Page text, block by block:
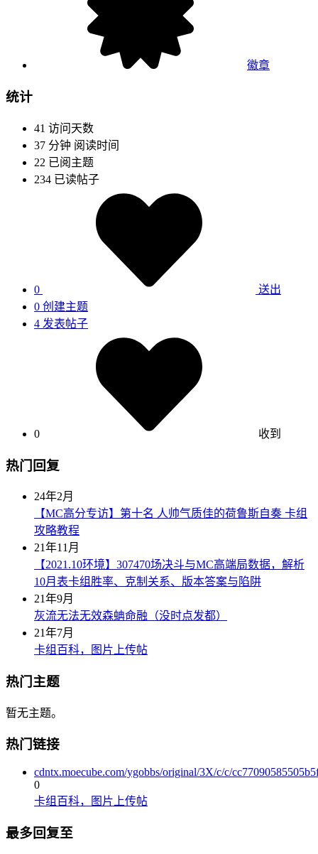
徽章
统计
41 访问天数
37 分钟 阅读时间
22 已阅主题
234 已读帖子
0
送出
0 创建主题
4 发表帖子
0 收到
热门回复
24年2月
【MC高分专访】第十名 人帅气质佳的荷鲁斯自奏 卡组
攻略教程
21年11月
【2021.10环境】307470场决斗与MC高端局数据，解析
10月表卡组胜率、克制关系、版本答案与陷阱
21年9月
灰流无法无效森蚺命融（没时点发都）
21年7月
卡组百科，图片上传帖
热门主题
暂无主题。
热门链接
cdntx.moecube.com/ygobbs/original/3X/c/c/
0
卡组百科，图片上传帖
最多回复至